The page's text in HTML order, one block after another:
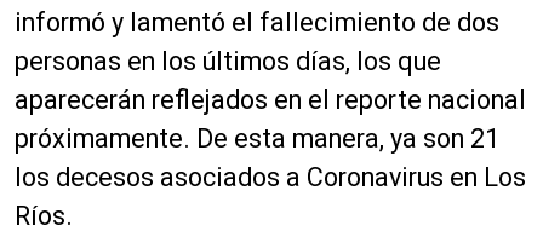
informó y lamentó el fallecimiento de dos
personas en los últimos días, los que
aparecerán reflejados en el reporte nacional
próximamente. De esta manera, ya son 21
los decesos asociados a Coronavirus en Los
Ríos.